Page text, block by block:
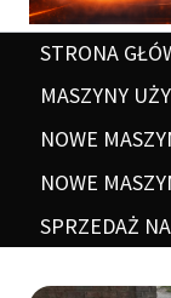
STRONA
MASZYNY
NOWE
NOWE
SPRZEDAŻ